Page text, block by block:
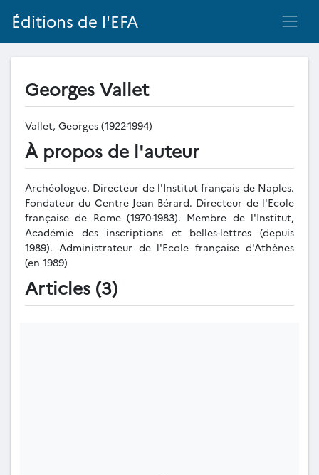
Éditions de l'EFA
Georges Vallet
Vallet, Georges (1922-1994)
À propos de l'auteur
Archéologue. Directeur de l'Institut français de Naples.
Fondateur du Centre Jean Bérard. Directeur de l'Ecole
française de Rome (1970-1983). Membre de l'Institut,
Académie des inscriptions et belles-lettres (depuis
1989). Administrateur de l'Ecole française d'Athènes
(en 1989)
Articles (3)